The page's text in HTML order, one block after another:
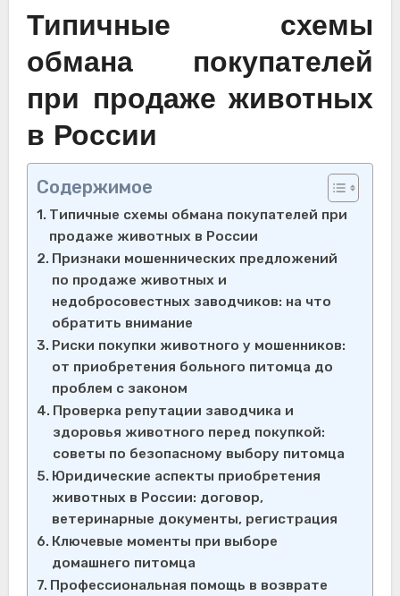
Типичные схемы
обмана покупателей
при продаже животных
в России
Содержимое
Типичные схемы обмана покупателей при
продаже животных в России
Признаки мошеннических предложений
по продаже животных и
недобросовестных заводчиков: на что
обратить внимание
Риски покупки животного у мошенников:
от приобретения больного питомца до
проблем с законом
Проверка репутации заводчика и
здоровья животного перед покупкой:
советы по безопасному выбору питомца
Юридические аспекты приобретения
животных в России: договор,
ветеринарные документы, регистрация
Ключевые моменты при выборе
домашнего питомца
Профессиональная помощь в возврате